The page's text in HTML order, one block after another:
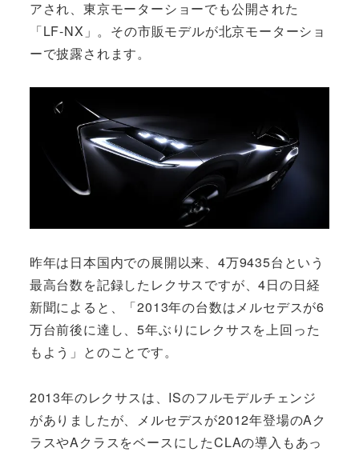
アされ、東京モーターショーでも公開された
「LF-NX」。その市販モデルが北京モーターショ
ーで披露されます。
昨年は日本国内での展開以来、4万9435台という
最高台数を記録したレクサスですが、4日の日経
新聞によると、「2013年の台数はメルセデスが6
万台前後に達し、5年ぶりにレクサスを上回った
もよう」とのことです。
2013年のレクサスは、ISのフルモデルチェンジ
がありましたが、メルセデスが2012年登場のAク
ラスやAクラスをベースにしたCLAの導入もあっ